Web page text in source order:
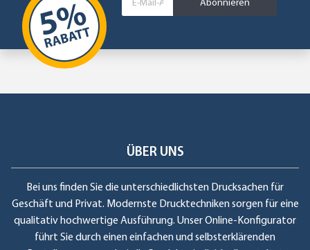
Abonnieren
ÜBER UNS
Bei uns finden Sie die unterschiedlichsten Drucksachen für
Geschäft und Privat. Modernste Drucktechniken sorgen für eine
qualitativ hochwertige Ausführung. Unser Online-Konfigurator
führt Sie durch einen einfachen und selbsterklärenden